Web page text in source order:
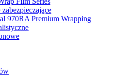
970RA Premium Wrapping